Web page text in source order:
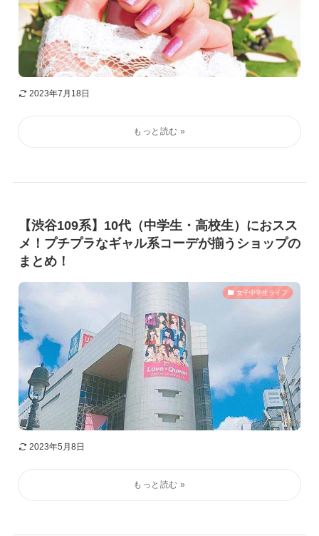
2023年7月18日
【渋谷109系】10代（中学生・高校生）におスス
メ！プチプラなギャル系コーデが揃うショップの
まとめ！
女子中学生ライフ
2023年5月8日